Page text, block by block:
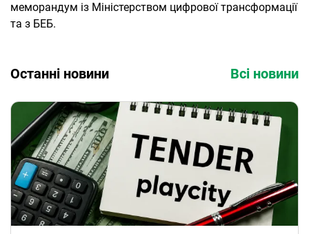
меморандум із Міністерством цифрової трансформації
та з БЕБ.
Останні новини Всі новини